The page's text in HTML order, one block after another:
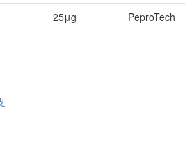
25μg PeproTech